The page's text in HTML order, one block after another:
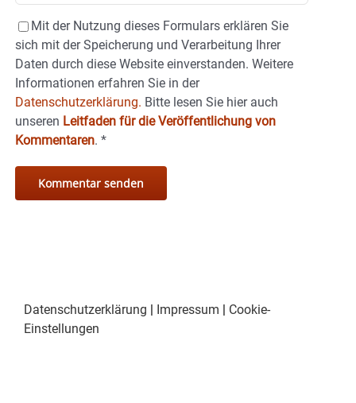
Mit der Nutzung dieses Formulars erklären Sie
sich mit der Speicherung und Verarbeitung Ihrer
Daten durch diese Website einverstanden. Weitere
Informationen erfahren Sie in der
Datenschutzerklärung. Bitte lesen Sie hier auch
unseren Leitfaden für die Veröffentlichung von
Kommentaren. *
Datenschutzerklärung Impressum
Cookie-
Einstellungen